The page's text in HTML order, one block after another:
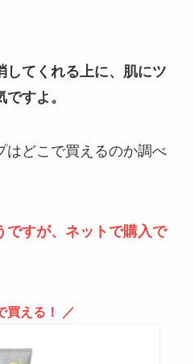
トイザらス・ドンキ・ヨドバ
タゾロンは販売中止？なぜ？
ルズトリックはドンキで買え
してくれる上に、肌にツ
すよ。
はどこで買えるのか調べ
ですが、ネットで購入で
買える！ ／